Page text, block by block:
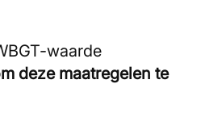
waarde
deze maatregelen te